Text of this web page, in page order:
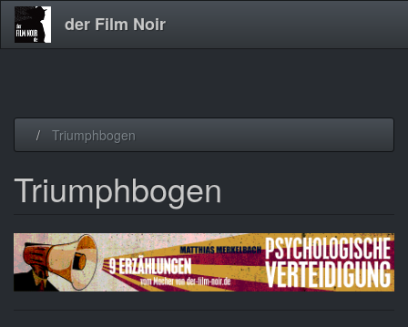
der Film Noir
Triumphbogen
Triumphbogen